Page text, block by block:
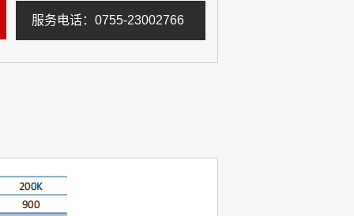
服务电话：0755-23002766